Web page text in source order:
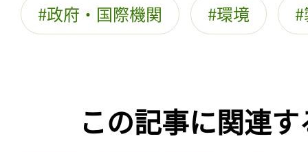
政府・国際機関 環境
この記事に関連